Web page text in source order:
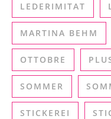
LEDERIMITAT
MARTINA BEHM
OTTOBRE
SOMMER
STICKEREI